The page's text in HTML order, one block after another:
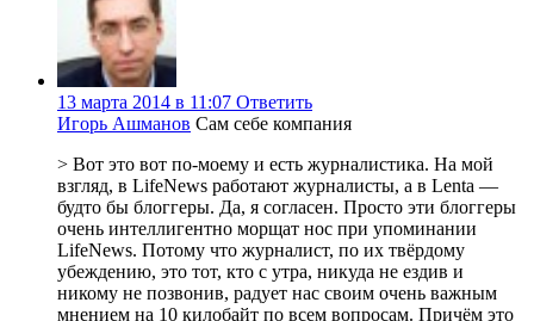
13 марта 2014 в 11:07 Ответить
Игорь Ашманов Сам себе компания
> Вот это вот по-моему и есть журналистика. На мой
взгляд, в LifeNews работают журналисты, а в Lenta —
будто бы блоггеры. Да, я согласен. Просто эти блоггеры
очень интеллигентно морщат нос при упоминании
LifeNews. Потому что журналист, по их твёрдому
убеждению, это тот, кто с утра, никуда не ездив и
никому не позвонив, радует нас своим очень важным
мнением на 10 килобайт по всем вопросам. Причём это